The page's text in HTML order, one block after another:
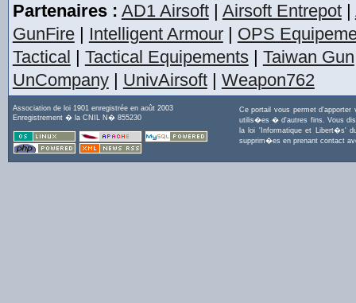
Partenaires : AD1 Airsoft| Airsoft Entrepot|
GunFire| Intelligent Armour| OPS
Tactical | Tactical Equipements| Taiwan Gun
UnCompany| UnivAirsoft| Weapon762
Association de loi 1901 enregistrée en août 2003
Enregistrement � la CNIL N� 855230
Ce portail vous permet
utilis�es � d'autres fins. Vous
la loi 'Informatique et Libert�s'
supprim�es en prenant contact